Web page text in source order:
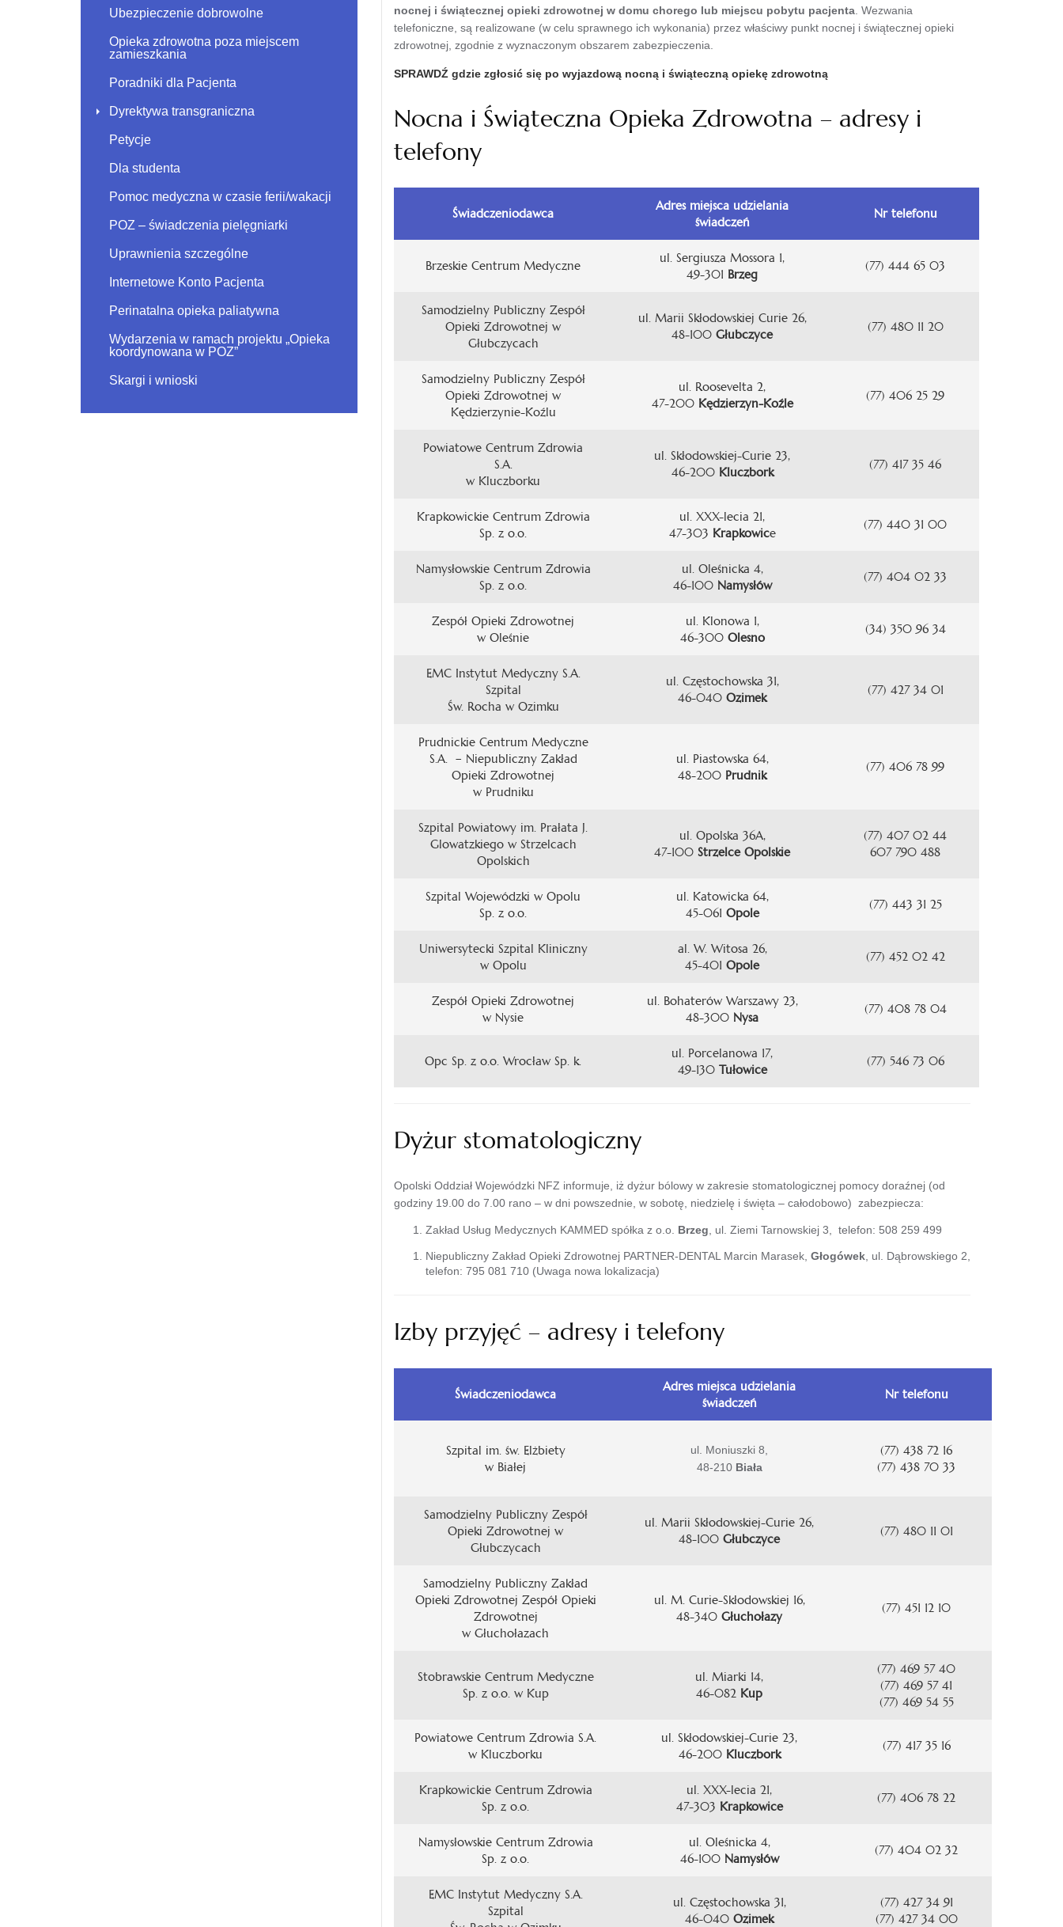
Ubezpieczenie dobrowolne
Opieka zdrowotna poza miejscem
zamieszkania
Poradniki dla Pacjenta
Dyrektywa transgraniczna
Petycje
Dla studenta
Pomoc medyczna w czasie ferii/wakacji
POZ – świadczenia pielęgniarki
Uprawnienia szczególne
Internetowe Konto Pacjenta
Perinatalna opieka paliatywna
Wydarzenia w ramach projektu „Opieka
koordynowana w POZ”
Skargi i wnioski
nocnej i świątecznej opieki zdrowotnej w domu chorego lub miejscu pobytu pacjenta. Wezwania
telefoniczne, są realizowane (w celu sprawnego ich wykonania) przez właściwy punkt nocnej i świątecznej opieki
zdrowotnej, zgodnie z wyznaczonym obszarem zabezpieczenia.
SPRAWDŹ gdzie zgłosić się po wyjazdową nocną i świąteczną opiekę zdrowotną
Nocna i Świąteczna Opieka Zdrowotna – adresy i
telefony
Świadczeniodawca
Adres miejsca udzielania
świadczeń
Nr telefonu
Brzeskie Centrum Medyczne
ul. Sergiusza Mossora 1,
49-301 Brzeg
(77) 444 65 03
Samodzielny Publiczny Zespół
Opieki Zdrowotnej w
Głubczycach
ul. Marii Skłodowskiej Curie 26,
48-100Głubczyce
(77) 480 11 20
Samodzielny Publiczny Zespół
Opieki Zdrowotnej w
Kędzierzynie-Koźlu
ul. Roosevelta 2,
47-200 Kędzierzyn-Koźle
(77) 406 25 29
Powiatowe Centrum Zdrowia
S.A.
w Kluczborku
ul. Skłodowskiej-Curie 23,
46-200 Kluczbork
(77) 417 35 46
Krapkowickie Centrum Zdrowia
Sp. z o.o.
ul. XXX-lecia 21,
47-303 Krapkowice
(77) 440 31 00
Namysłowskie Centrum Zdrowia
Sp. z o.o.
ul. Oleśnicka 4,
46-100 Namysłów
(77) 404 02 33
Zespół Opieki Zdrowotnej
w Oleśnie
ul. Klonowa 1,
46-300 Olesno
(34) 350 96 34
EMC Instytut Medyczny S.A.
Szpital
Św. Rocha w Ozimku
ul. Częstochowska 31,
46-040Ozimek
(77) 427 34 01
Prudnickie Centrum Medyczne
S.A. – Niepubliczny Zakład
Opieki Zdrowotnej
w Prudniku
ul. Piastowska 64,
48-200 Prudnik
(77) 406 78 99
Szpital Powiatowy im. Prałata J.
Glowatzkiego w Strzelcach
Opolskich
ul. Opolska 36A,
47-100Strzelce Opolskie
(77) 407 02 44
607 790 488
Szpital Wojewódzki w Opolu
Sp. z o.o.
ul. Katowicka 64,
45-061 Opole
(77) 443 31 25
Uniwersytecki Szpital Kliniczny
w Opolu
al. W. Witosa 26,
45-401Opole
(77) 452 02 42
Zespół Opieki Zdrowotnej
w Nysie
ul. Bohaterów Warszawy 23,
48-300 Nysa
(77) 408 78 04
Opc Sp. z o.o. Wrocław Sp. k.
ul. Porcelanowa 17,
49-130 Tułowice
(77) 546 73 06
Dyżur stomatologiczny
Opolski Oddział Wojewódzki NFZ informuje, iż dyżur bólowy w zakresie stomatologicznej pomocy doraźnej (od
godziny 19.00 do 7.00 rano – w dni powszednie, w sobotę, niedzielę i święta – całodobowo) zabezpiecza:
Zakład Usług Medycznych KAMMED spółka z o.o. Brzeg, ul. Ziemi Tarnowskiej 3, telefon: 508 259 499
Niepubliczny Zakład Opieki Zdrowotnej PARTNER-DENTAL Marcin Marasek, Głogówek, ul. Dąbrowskiego 2,
telefon: 795 081 710 (Uwaga nowa lokalizacja)
Izby przyjęć – adresy i telefony
Świadczeniodawca
Adres miejsca udzielania
świadczeń
Nr telefonu
Szpital im. św. Elżbiety
w Białej
ul. Moniuszki 8,
48-210 Biała
(77) 438 72 16
(77) 438 70 33
Samodzielny Publiczny Zespół
Opieki Zdrowotnej w
Głubczycach
ul. Marii Skłodowskiej-Curie 26,
48-100Głubczyce
(77) 480 11 01
Samodzielny Publiczny Zakład
Opieki Zdrowotnej Zespół Opieki
Zdrowotnej
w Głuchołazach
ul. M. Curie-Skłodowskiej 16,
48-340Głuchołazy
(77) 451 12 10
Stobrawskie Centrum Medyczne
Sp. z o.o. w Kup
ul. Miarki 14,
46-082 Kup
(77) 469 57 40
(77) 469 57 41
(77) 469 54 55
Powiatowe Centrum Zdrowia S.A.
w Kluczborku
ul. Skłodowskiej-Curie 23,
46-200 Kluczbork
(77) 417 35 16
Krapkowickie Centrum Zdrowia
Sp. z o.o.
ul. XXX-lecia 21,
47-303 Krapkowice
(77) 406 78 22
Namysłowskie Centrum Zdrowia
Sp. z o.o.
ul. Oleśnicka 4,
46-100 Namysłów
(77) 404 02 32
EMC Instytut Medyczny S.A.
Szpital
ul. Częstochowska 31,
46-040 Ozimek
(77) 427 34 91
(77) 427 34 00